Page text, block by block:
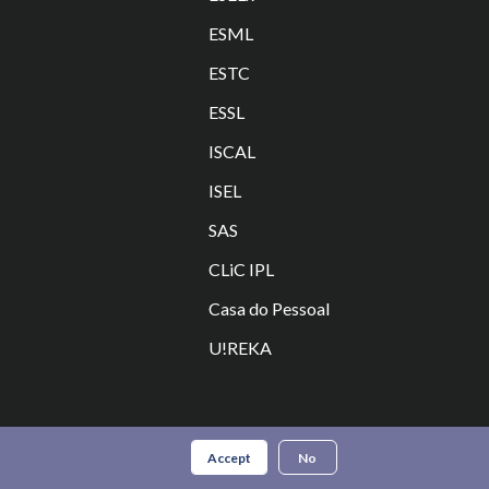
ESML
ESTC
ESSL
ISCAL
ISEL
SAS
CLiC IPL
Casa do Pessoal
U!REKA
Accept No